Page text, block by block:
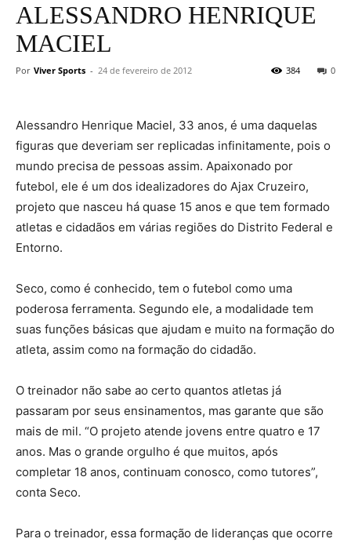
ALESSANDRO HENRIQUE
MACIEL
Por Viver Sports - 24 de fevereiro de 2012 0
384
Alessandro Henrique Maciel, 33 anos, é uma daquelas
figuras que deveriam ser replicadas infinitamente, pois o
mundo precisa de pessoas assim. Apaixonado por
futebol, ele é um dos idealizadores do Ajax Cruzeiro,
projeto que nasceu há quase 15 anos e que tem formado
atletas e cidadãos em várias regiões do Distrito Federal e
Entorno.
Seco, como é conhecido, tem o futebol como uma
poderosa ferramenta. Segundo ele, a modalidade tem
suas funções básicas que ajudam e muito na formação do
atleta, assim como na formação do cidadão.
O treinador não sabe ao certo quantos atletas já
passaram por seus ensinamentos, mas garante que são
mais de mil. “O projeto atende jovens entre quatro e 17
anos. Mas o grande orgulho é que muitos, após
completar 18 anos, continuam conosco, como tutores”,
conta Seco.
Para o treinador, essa formação de lideranças que ocorre